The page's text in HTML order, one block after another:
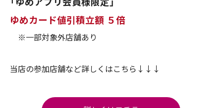
「ゆめアプリ会員様限定」
ゆめカード値引積立額 ５倍
※一部対象外店舗あり
当店の参加店舗など詳しくはこちら↓↓↓